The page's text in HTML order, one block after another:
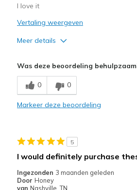
Sizing
Feels true to size
I love it
Vertaling weergeven
Meer details
Comfortable
Durable
Wear Out Quickly
Going Out
Was deze beoordeling
0 0
Markeer deze beoordeling
5
I would definitely purchase
Ingezonden 3 maanden geleden
Door Honey
van Nashville, TN